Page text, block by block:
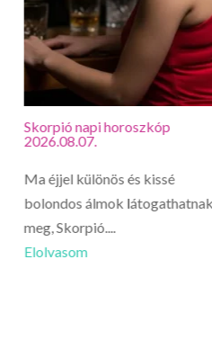
Skorpió napi horoszkóp
2026.08.07.
Ma éjjel különös és kissé
bolondos álmok látogathatnak
meg, Skorpió....
Elolvasom